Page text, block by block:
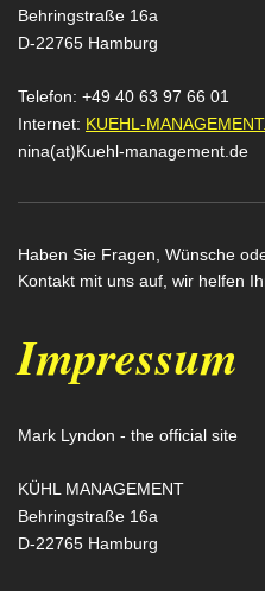
Behringstraße 16a
D-22765 Hamburg
Telefon: +49 40 63 97 66 01
Internet: KUEHL-
nina(at)Kuehl-management.de
Haben Sie Fragen, Wünsche
Kontakt mit uns auf, wir helfen
Impressum
Mark Lyndon - the official site
KÜHL MANAGEMENT
Behringstraße 16a
D-22765 Hamburg